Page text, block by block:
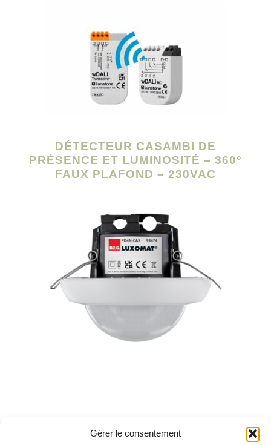
Gérer le consentement
DÉTECTEUR CASAMBI DE
PRÉSENCE ET LUMINOSITÉ – 360°
FAUX PLAFOND – 230VAC